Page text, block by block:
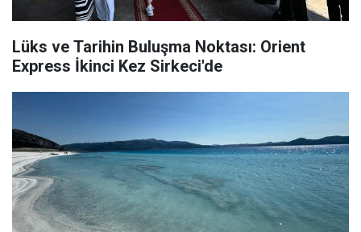
Lüks ve Tarihin Buluşma Noktası: Orient
Express İkinci Kez Sirkeci'de